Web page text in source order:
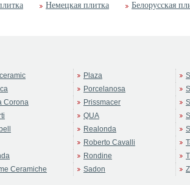
Немецкая плитка Белорусская
Corona
Ceramiche
Plaza
Porcelanosa
Prissmacer
QUA
Realonda
Roberto Cavalli
Rondine
Sadon